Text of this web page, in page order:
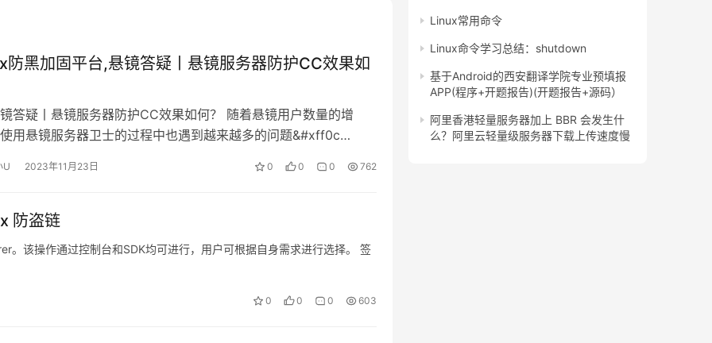
防黑加固平台,悬镜答疑丨悬镜服务器防护CC效果如
答疑丨悬镜服务器防护CC效果如何？ 随着悬镜用户数量的增
用悬镜服务器卫士的过程中也遇到越来越多的问题&#xff0c…
U 2023年11月23日 0 0 0 762
防盗链
。该操作通过控制台和SDK均可进行，用户可根据自身需求进行选择。 签
0 0 0 603
Linux常用命令
Linux命令学习总结：shutdown
基于Android的西安翻译学院专业预填报
APP(程序+开题报告)(开题报告+源码）
阿里香港轻量服务器加上 BBR 会发生什
么？阿里云轻量级服务器下载上传速度慢